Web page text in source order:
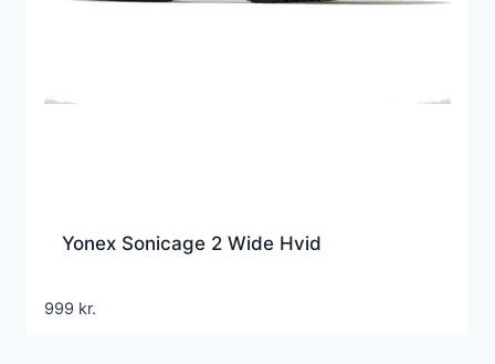
Yonex Sonicage 2 Wide Hvid
999 kr.